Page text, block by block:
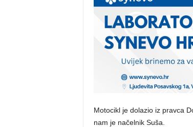
Motocikl je dolazio iz pravca
nam je načelnik Suša.